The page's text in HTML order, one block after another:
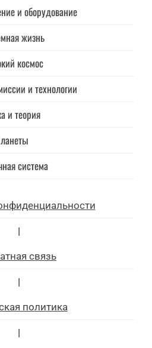
и оборудование
жизнь
космос
и технологии
и теория
система
|
связь
|
политика
|